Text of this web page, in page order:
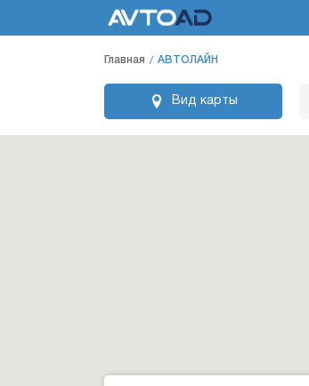
Главная АВТОЛАЙН
Вид карты